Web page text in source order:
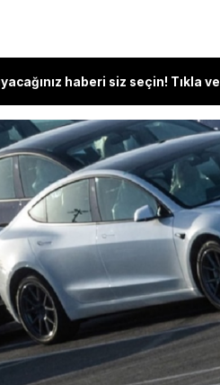
haberi siz seçin! Tıkla
Model X üretimini
ve otonom sürüş
bu kararı, elektrikli otomobil
olarak